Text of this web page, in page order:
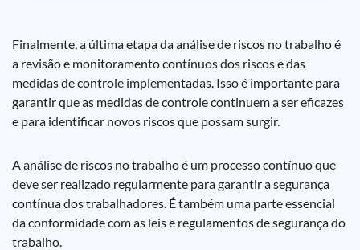
Finalmente, a última etapa da análise de riscos no trabalho é
a revisão e monitoramento contínuos dos riscos e das
medidas de controle implementadas. Isso é importante para
garantir que as medidas de controle continuem a ser eficazes
e para identificar novos riscos que possam surgir.
A análise de riscos no trabalho é um processo contínuo que
deve ser realizado regularmente para garantir a segurança
contínua dos trabalhadores. É também uma parte essencial
da conformidade com as leis e regulamentos de segurança do
trabalho.